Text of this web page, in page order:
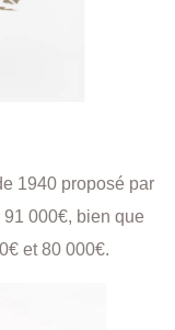
1940 proposé par
000€, bien que
et 80 000€.